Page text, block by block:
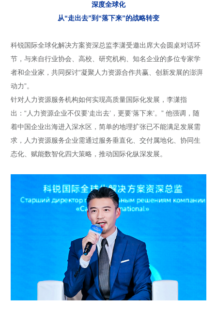
深度全球化
从“走出去”到“落下来”的战略转变
科锐国际全球化解决方案资深总监李潇受邀出席大会圆桌对话环
节，与来自行业协会、高校、研究机构、知名企业的多位专家学
者和企业家，共同探讨“凝聚人力资源合作共赢、创新发展的澎湃
动力”。
针对人力资源服务机构如何实现高质量国际化发展，李潇指
出：“人力资源企业不仅要‘走出去’，更要‘落下来’。” 他强调，随
着中国企业出海进入深水区，简单的地理扩张已不能满足发展需
求，人力资源服务企业需通过服务垂直化、交付属地化、协同生
态化、赋能数智化四大策略，推动国际化纵深发展。